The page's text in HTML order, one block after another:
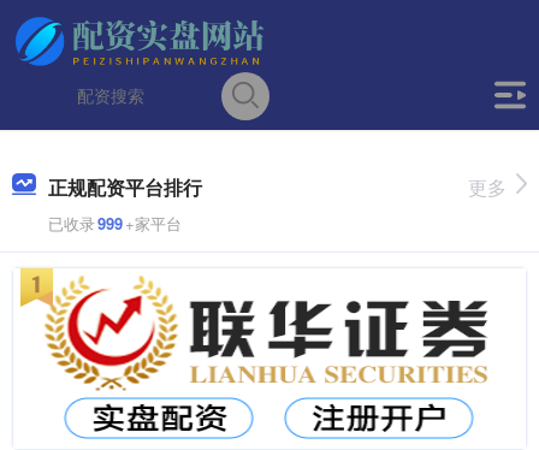
正规配资平台排行
已收录999+家平台
更多